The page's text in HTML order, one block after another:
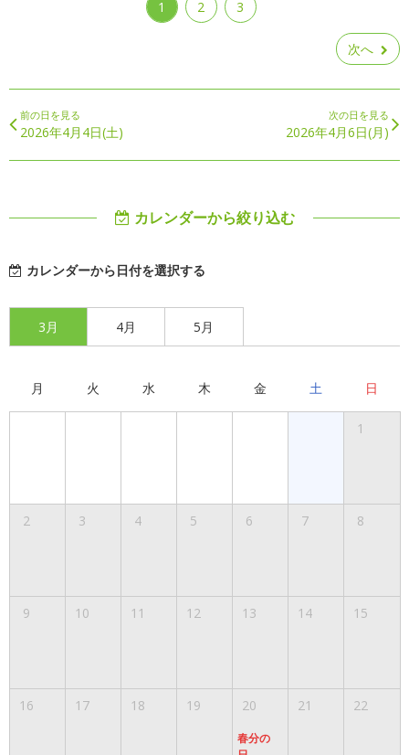
1 2 3
次へ
前の日を見る
2026年4月4日(土)
次の日を見る
2026年4月6日(月)
カレンダーから絞り込む
カレンダーから日付を選択する
3月 4月 5月
月 火 水 木 金 土 日
1
2 3 4 5 6 7 8
9 10 11 12 13 14 15
16 17 18 19 20
春分の
21 22